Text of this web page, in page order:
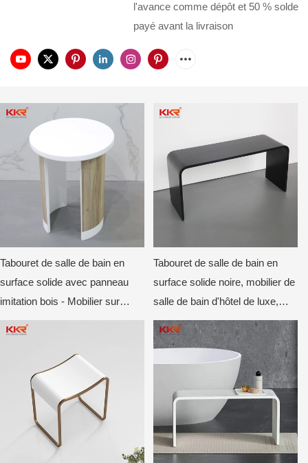
l'avance comme dépôt et 50 % solde
payé avant la livraison
Tabouret de salle de bain en
surface solide avec panneau
imitation bois - Mobilier sur
mesure pour hôtels et villas
Tabouret de salle de bain en
surface solide noire, mobilier de
salle de bain d'hôtel de luxe,
tabouret sur mesure pour
contrats